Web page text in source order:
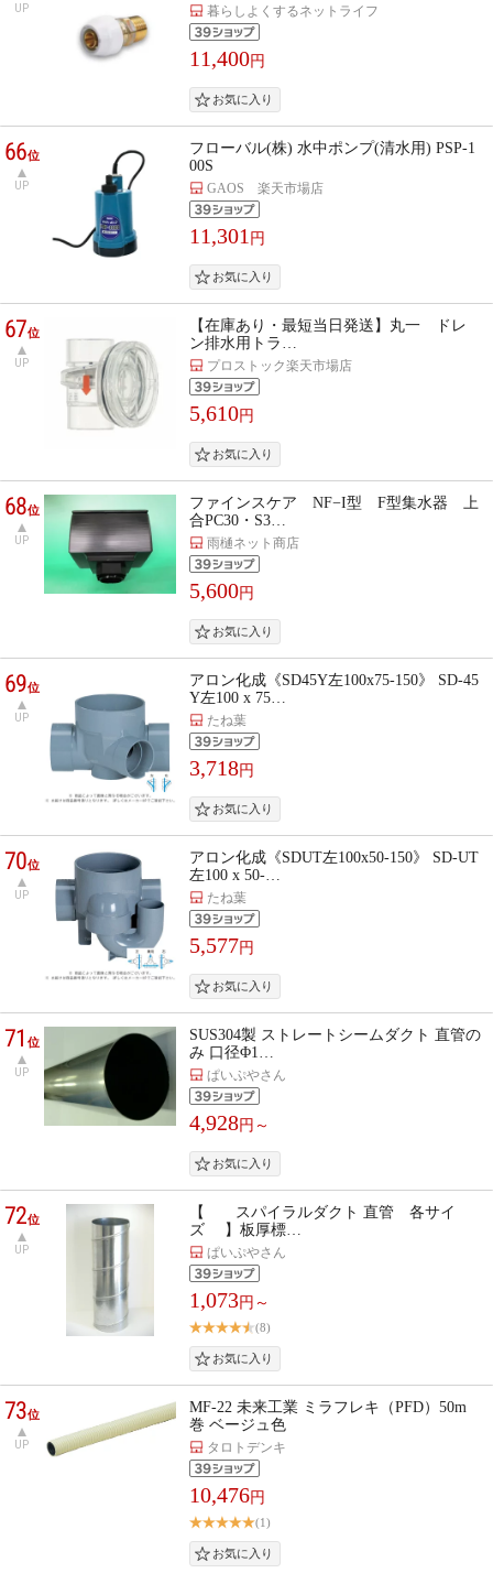
UP 暮らしよくするネットライフ
11,400円
66位
UP
フローバル(株) 水中ポンプ(清水用) PSP-1
00S
GAOS 楽天市場店
11,301 円
67位
UP
【在庫あり・最短当日発送】丸一 ドレ
ン排水用トラ…
プロストック楽天市場店
5,610円
68位
UP
ファインスケア NF−I型 F型集水器 上
合PC30・S3…
雨樋ネット商店
5,600円
69位
UP
アロン化成《SD45Y左100x75-150》 SD-45
Y左100 x 75…
たね葉
3,718円
70位
UP
アロン化成《SDUT左100x50-150》 SD-UT
左100 x 50-…
たね葉
5,577円
71位
UP
SUS304製 ストレートシームダクト 直管の
み 口径Φ1…
ぱいぷやさん
4,928円～
72位
UP
【 スパイラルダクト 直管 各サイ
ズ 】板厚標…
ぱいぷやさん
1,073円～
(8)
73位
UP
MF-22 未来工業 ミラフレキ（PFD）50m
巻 ベージュ色
タロトデンキ
10,476円
(1)